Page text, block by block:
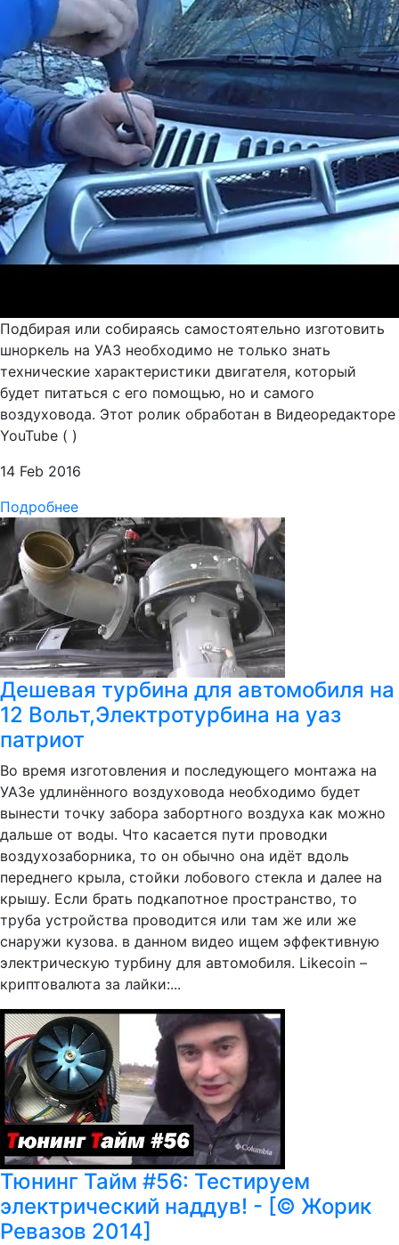
Подбирая или собираясь самостоятельно изготовить
шноркель на УАЗ необходимо не только знать
технические характеристики двигателя, который
будет питаться с его помощью, но и самого
воздуховода. Этот ролик обработан в Видеоредакторе
YouTube ( )
14 Feb 2016
Подробнее
Дешевая турбина для автомобиля на
12 Вольт,Электротурбина на уаз
патриот
Во время изготовления и последующего монтажа на
УАЗе удлинённого воздуховода необходимо будет
вынести точку забора забортного воздуха как можно
дальше от воды. Что касается пути проводки
воздухозаборника, то он обычно она идёт вдоль
переднего крыла, стойки лобового стекла и далее на
крышу. Если брать подкапотное пространство, то
труба устройства проводится или там же или же
снаружи кузова. в данном видео ищем эффективную
электрическую турбину для автомобиля. Likecoin –
криптовалюта за лайки:...
Тюнинг Тайм #56: Тестируем
электрический наддув! - [© Жорик
Ревазов 2014]